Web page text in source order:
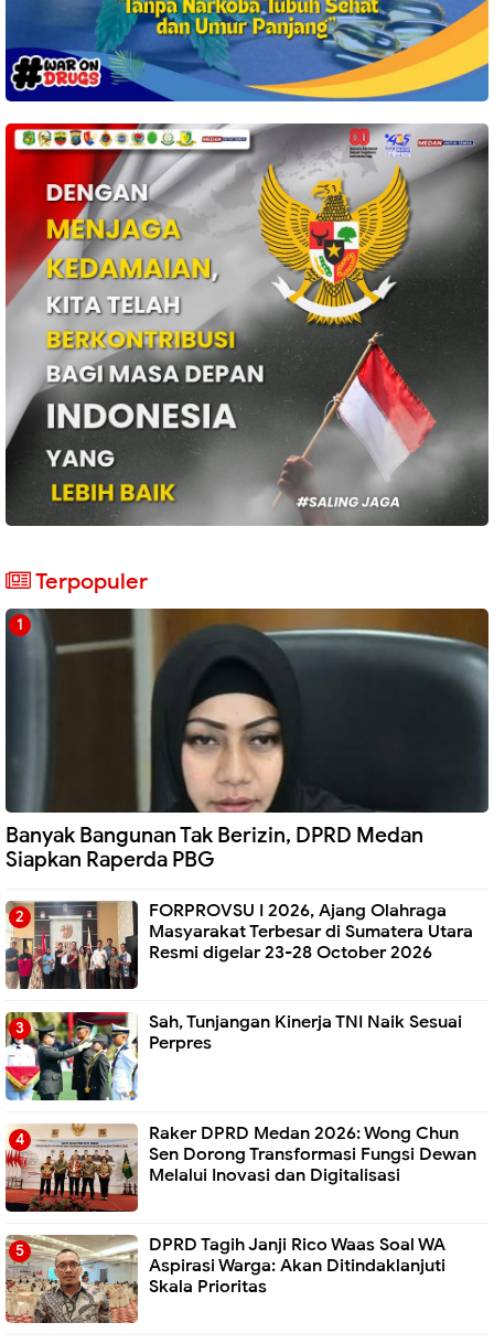
Terpopuler
Banyak Bangunan Tak Berizin, DPRD Medan
Siapkan Raperda PBG
FORPROVSU I 2026, Ajang Olahraga
Masyarakat Terbesar di Sumatera Utara
Resmi digelar 23-28 October 2026
Sah, Tunjangan Kinerja TNI Naik Sesuai
Perpres
Raker DPRD Medan 2026: Wong Chun
Sen Dorong Transformasi Fungsi Dewan
Melalui Inovasi dan Digitalisasi
DPRD Tagih Janji Rico Waas Soal WA
Aspirasi Warga: Akan Ditindaklanjuti
Skala Prioritas